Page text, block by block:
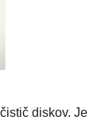
diskov. Je